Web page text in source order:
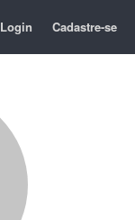
Login Cadastre-se